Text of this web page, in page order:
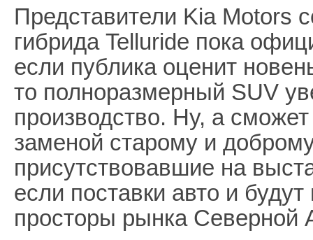
Представители Kia Motors
гибрида Telluride пока
если публика оценит
то полноразмерный SUV
производство. Ну, а
заменой старому и
присутствовавшие на
если поставки авто и
просторы рынка Северной